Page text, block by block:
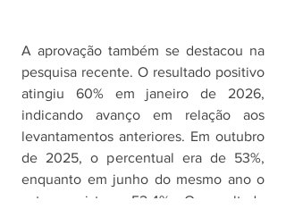
A aprovação também se destacou na
pesquisa recente. O resultado positivo
atingiu 60% em janeiro de 2026,
indicando avanço em relação aos
levantamentos anteriores. Em outubro
de 2025, o percentual era de 53%,
enquanto em junho do mesmo ano o
setor registrou 52,4%. O resultado